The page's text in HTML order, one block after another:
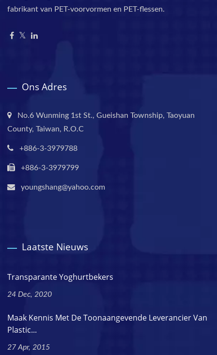
fabrikant van PET-voorvormen en PET-flessen.
Ons Adres
No.6 Wunming 1st St., Gueishan Township, Taoyuan
County, Taiwan, R.O.C
+886-3-3979788
+886-3-3979799
youngshang@yahoo.com
Laatste Nieuws
Transparante Yoghurtbekers
24 Dec, 2020
Maak Kennis Met De Toonaangevende Leverancier Van
Plastic...
27 Apr, 2015